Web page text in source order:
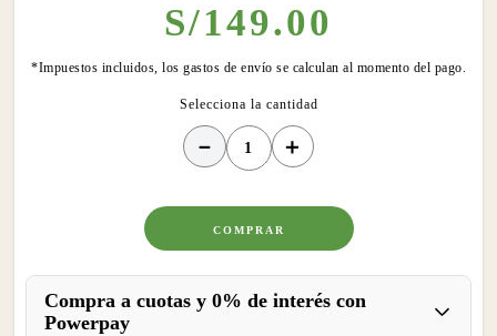
S/149.00
*Impuestos incluidos, los gastos de envío se calculan al momento del pago.
＋
－
COMPRAR
Compra a cuotas y 0% de interés con
Powerpay